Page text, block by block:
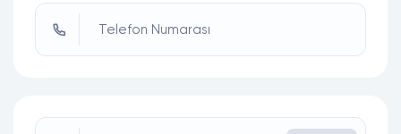
Telefon Numarası